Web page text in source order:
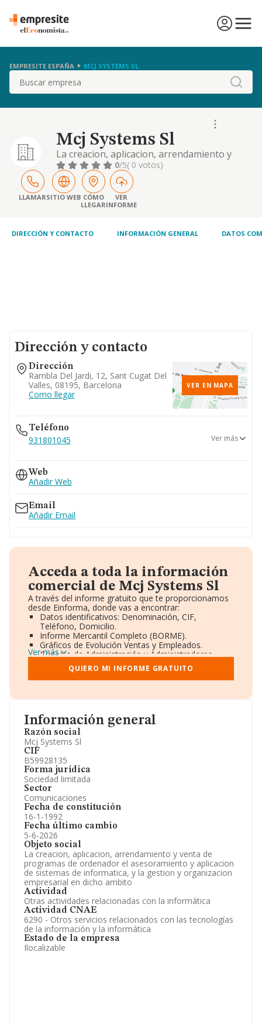
EMPRESITE ESPAÑA MCJ SYSTEMS SL
Buscar
Mcj Systems Sl
La creacion, aplicacion, arrendamiento y
venta de programas de ordenador el
asesoramiento y aplicacion de sistemas de
informatica, y la gestion y organizacion
empresarial en dicho ambito
0/5( 0 votos)
LLAMARSITIO WEB CÓMO
LLEGAR
VER
INFORME
DIRECCIÓN Y CONTACTO INFORMACIÓN GENERAL DATOS
Información general
Razón social
Mcj Systems Sl
CIF
B59928135
Forma jurídica
Sociedad limitada
Sector
Comunicaciones
Fecha de constitución
16-1-1992
Fecha último cambio
5-6-2026
Objeto social
La creacion, aplicacion, arrendamiento y venta de
programas de ordenador el asesoramiento y aplicacion
de sistemas de informatica, y la gestion y organizacion
empresarial en dicho ambito
Actividad
Otras actividades relacionadas con la informática
Actividad CNAE
6290 - Otros servicios relacionados con las tecnologías
de la información y la informática
Estado de la empresa
Ilocalizable
Dirección y contacto
Dirección
Rambla Del Jardi, 12, Sant Cugat Del
Valles, 08195, Barcelona
Como llegar
VER EN MAPA
Teléfono
931801045
935897612
Ver más
Web
Añadir Web
Email
Añadir Email
Acceda a toda la información
comercial de Mcj Systems Sl
A través del informe gratuito que te proporcionamos
desde Einforma, donde vas a encontrar:
Datos identificativos: Denominación, CIF,
Teléfono, Domicilio.
Informe Mercantil Completo (BORME).
Gráficos de Evolución Ventas y Empleados.
Consejo de Administración y Administradores.
Directivos y Ejecutivos.
Accionistas.
Participaciones y Vinculaciones en otras empresas.
Información oficial y registral complementaria.
Ver más
QUIERO MI INFORME GRATUITO